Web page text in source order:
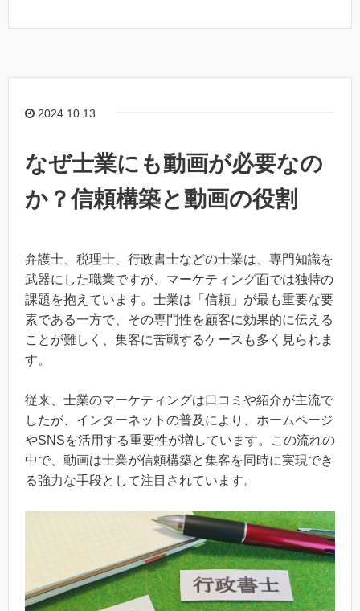
2024.10.13
なぜ士業にも動画が必要なの
か？信頼構築と動画の役割
弁護士、税理士、行政書士などの士業は、専門知識を
武器にした職業ですが、マーケティング面では独特の
課題を抱えています。士業は「信頼」が最も重要な要
素である一方で、その専門性を顧客に効果的に伝える
ことが難しく、集客に苦戦するケースも多く見られま
す。
従来、士業のマーケティングは口コミや紹介が主流で
したが、インターネットの普及により、ホームページ
やSNSを活用する重要性が増しています。この流れの
中で、動画は士業が信頼構築と集客を同時に実現でき
る強力な手段として注目されています。